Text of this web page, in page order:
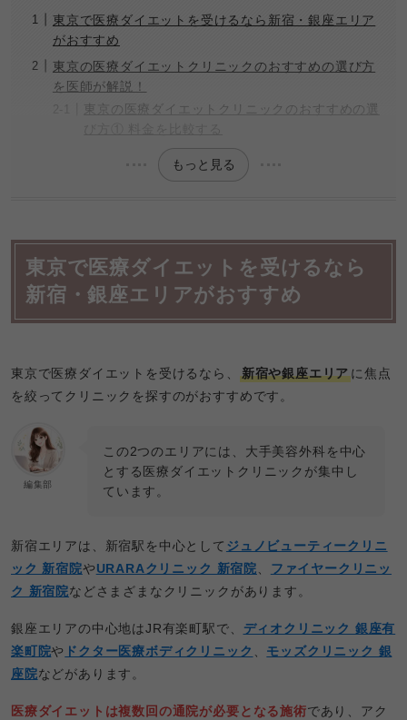
東京で医療ダイエットを受けるなら新宿・銀座エリア
がおすすめ
東京の医療ダイエットクリニックのおすすめの選び方
を医師が解説！
東京の医療ダイエットクリニックのおすすめの選
もっと見る
東京で医療ダイエットを受けるなら
新宿・銀座エリアがおすすめ
東京で医療ダイエットを受けるなら、 新宿や銀座エリアに焦点
を絞ってクリニックを探すのがおすすめです。
編集部
この2つのエリアには、大手美容外科を中心
とする医療ダイエットクリニックが集中し
ています。
新宿エリアは、新宿駅を中心として ジュノビューティークリニ
ック 新宿院やURARAクリニック 新宿院
ファイヤークリニッ
ク 新宿院などさまざまなクリニックがあります。
銀座エリアの中心地はJR有楽町駅で、 ディオクリニック 銀座有
楽町院や ドクター医療ボディクリニック
モッズクリニック 銀
座院などがあります。
医療ダイエットは複数回の通院が必要となる施術であり、アク